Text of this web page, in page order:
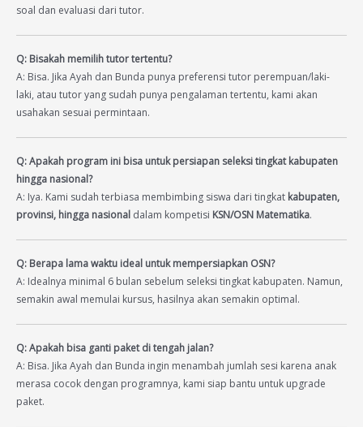
soal dan evaluasi dari tutor.
Q: Bisakah memilih tutor tertentu?
A: Bisa. Jika Ayah dan Bunda punya preferensi tutor perempuan/laki-
laki, atau tutor yang sudah punya pengalaman tertentu, kami akan
usahakan sesuai permintaan.
Q: Apakah program ini bisa untuk persiapan seleksi tingkat kabupaten
hingga nasional?
A: Iya. Kami sudah terbiasa membimbing siswa dari tingkat kabupaten,
provinsi, hingga nasional dalam kompetisi KSN/OSN Matematika.
Q: Berapa lama waktu ideal untuk mempersiapkan OSN?
A: Idealnya minimal 6 bulan sebelum seleksi tingkat kabupaten. Namun,
semakin awal memulai kursus, hasilnya akan semakin optimal.
Q: Apakah bisa ganti paket di tengah jalan?
A: Bisa. Jika Ayah dan Bunda ingin menambah jumlah sesi karena anak
merasa cocok dengan programnya, kami siap bantu untuk upgrade
paket.